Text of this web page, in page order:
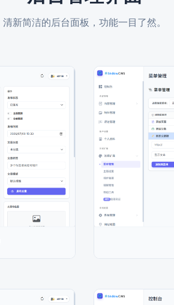
清新简洁的后台面板，功能一目了然。